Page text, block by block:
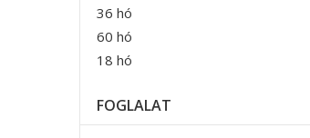
36 hó
60 hó
18 hó
FOGLALAT